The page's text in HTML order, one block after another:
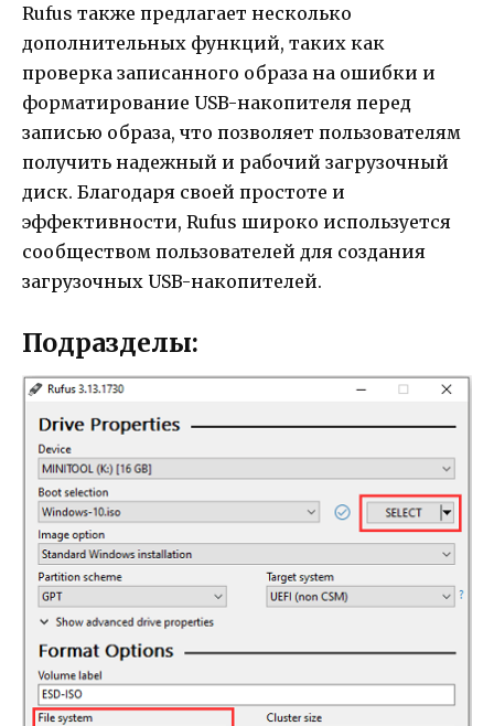
Rufus также предлагает несколько
дополнительных функций, таких как
проверка записанного образа на ошибки и
форматирование USB-накопителя перед
записью образа, что позволяет пользователям
получить надежный и рабочий загрузочный
диск. Благодаря своей простоте и
эффективности, Rufus широко используется
сообществом пользователей для создания
загрузочных USB-накопителей.
Подразделы: